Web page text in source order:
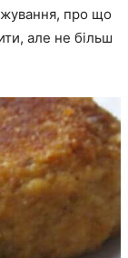
про що
але не більш